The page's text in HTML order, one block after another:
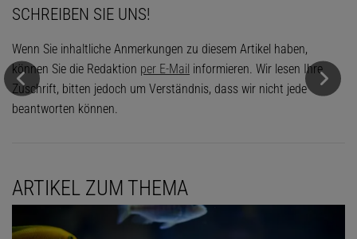
SCHREIBEN SIE UNS!
Wenn Sie inhaltliche Anmerkungen zu diesem Artikel haben,
können Sie die Redaktion per E-Mail informieren. Wir lesen Ihre
Zuschrift, bitten jedoch um Verständnis, dass wir nicht jede
beantworten können.
ARTIKEL ZUM THEMA